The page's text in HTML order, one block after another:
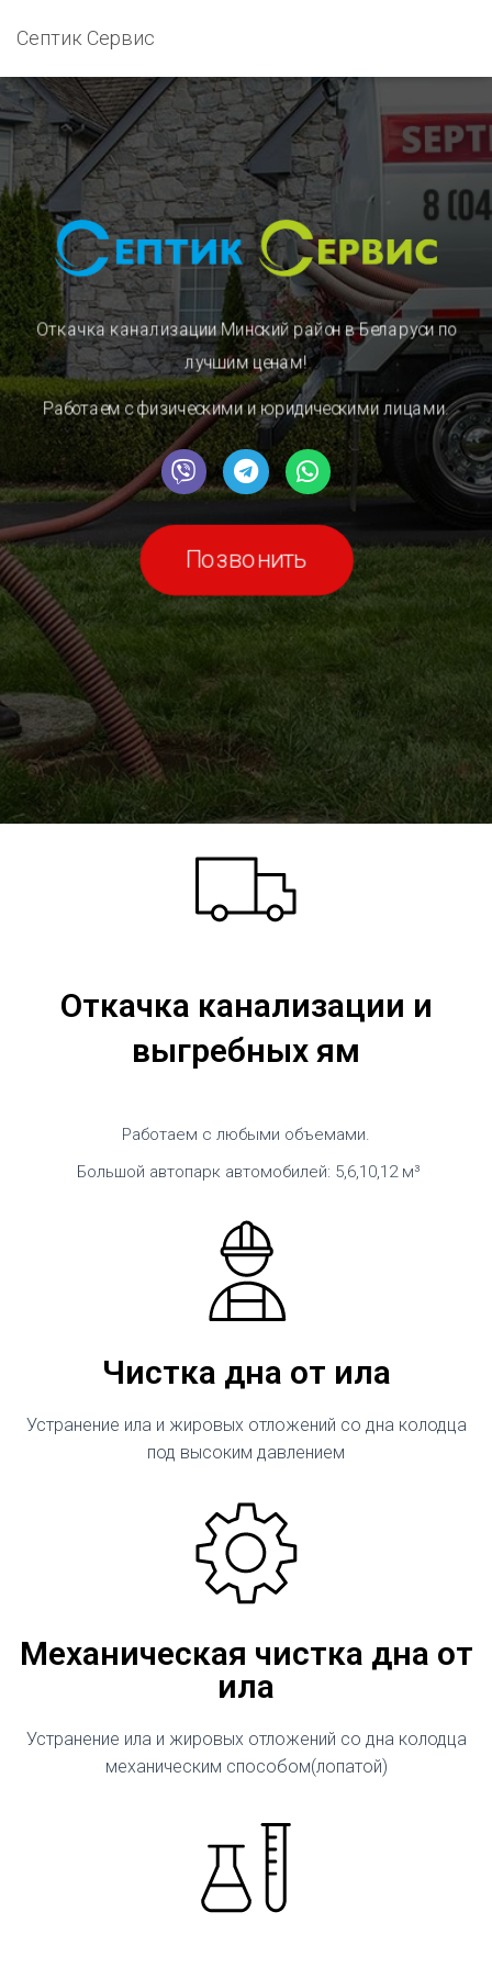
Септик Сервис
Откачка канализации Минский район в Беларуси по
лучшим ценам!
Работаем с физическими и юридическими лицами.
Позвонить
Откачка канализации и
выгребных ям
Работаем с любыми объемами.
Большой автопарк автомобилей: 5,6,10,12 м³
Чистка дна от ила
Устранение ила и жировых отложений со дна колодца
под высоким давлением
Механическая чистка дна от
ила
Устранение ила и жировых отложений со дна колодца
механическим способом(лопатой)